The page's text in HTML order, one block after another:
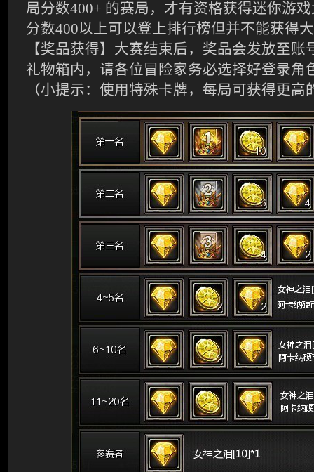
局分数400+ 的赛局，才有资格获得迷你游
分数400以上可以登上排行榜但并不能获得
【奖品获得】大赛结束后，奖品会发放至账
礼物箱内，请各位冒险家务必选择好登录角
（小提示：使用特殊卡牌，每局可获得更高